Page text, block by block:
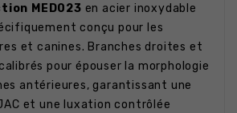
MED023 en acier inoxydable
conçu pour les
et canines. Branches droites et
pour épouser la morphologie
antérieures, garantissant une
et une luxation contrôlée